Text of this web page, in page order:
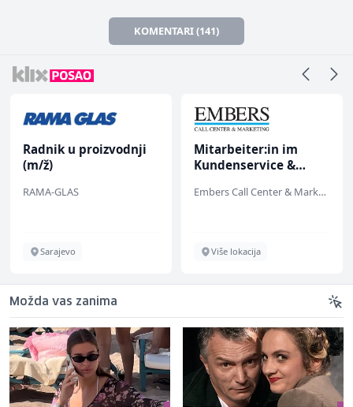
KOMENTARI (141)
Radnik u proizvodnji
(m/ž)
RAMA-GLAS
Sarajevo
Mitarbeiter:in im
Kundenservice &
Embers Call Center & Marketing
Više lokacija
Možda vas zanima